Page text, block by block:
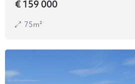
€ 159 000
75m²